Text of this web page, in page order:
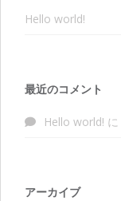
Hello world!
最近のコメント
Hello world! に
アーカイブ